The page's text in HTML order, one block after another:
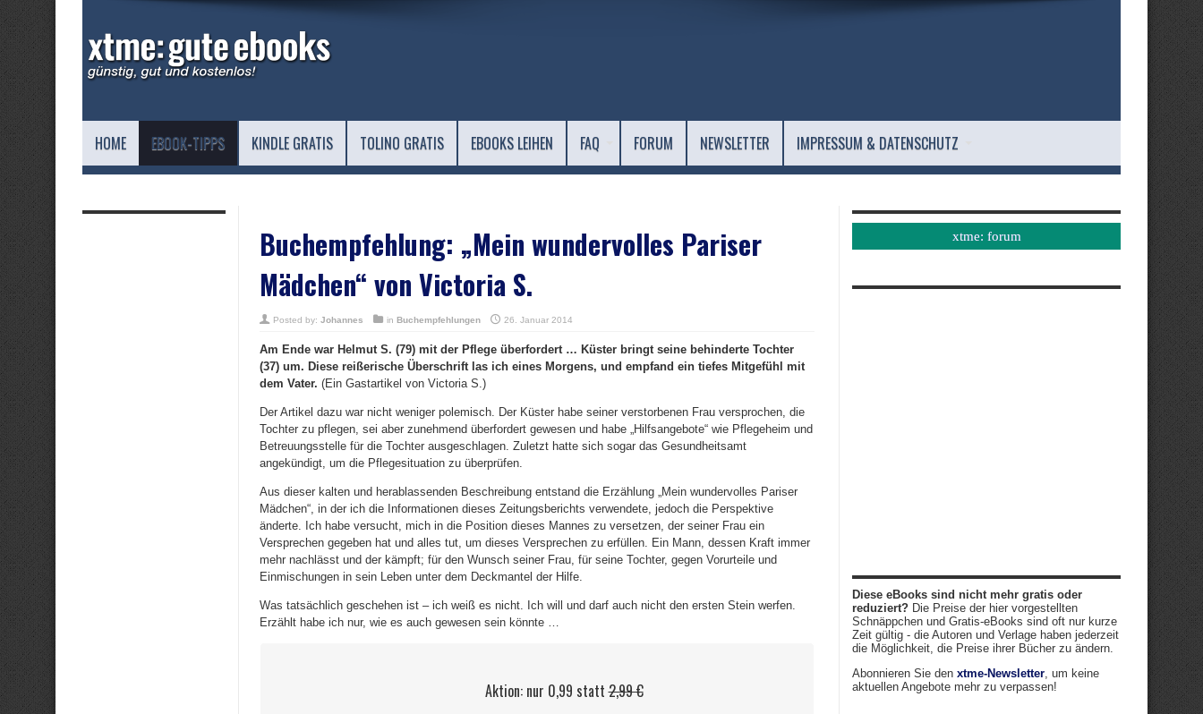
HOME EBOOK-TIPPS KINDLE GRATIS TOLINO GRATIS EBOOKS LEIHEN FAQ FORUM NEWSLETTER IMPRESSUM & DATENSCHUTZ
Buchempfehlung: „Mein wundervolles Pariser
Mädchen“ von Victoria S.
Posted by: Johannes in Buchempfehlungen 26. Januar 2014
Am Ende war Helmut S. (79) mit der Pflege überfordert … Küster bringt seine behinderte Tochter
(37) um. Diese reißerische Überschrift las ich eines Morgens, und empfand ein tiefes Mitgefühl mit
dem Vater. (Ein Gastartikel von Victoria S.)
Der Artikel dazu war nicht weniger polemisch. Der Küster habe seiner verstorbenen Frau versprochen, die
Tochter zu pflegen, sei aber zunehmend überfordert gewesen und habe „Hilfsangebote“ wie Pflegeheim und
Betreuungsstelle für die Tochter ausgeschlagen. Zuletzt hatte sich sogar das Gesundheitsamt
angekündigt, um die Pflegesituation zu überprüfen.
Aus dieser kalten und herablassenden Beschreibung entstand die Erzählung „Mein wundervolles Pariser
Mädchen“, in der ich die Informationen dieses Zeitungsberichts verwendete, jedoch die Perspektive
änderte. Ich habe versucht, mich in die Position dieses Mannes zu versetzen, der seiner Frau ein
Versprechen gegeben hat und alles tut, um dieses Versprechen zu erfüllen. Ein Mann, dessen Kraft immer
mehr nachlässt und der kämpft; für den Wunsch seiner Frau, für seine Tochter, gegen Vorurteile und
Einmischungen in sein Leben unter dem Deckmantel der Hilfe.
Was tatsächlich geschehen ist – ich weiß es nicht. Ich will und darf auch nicht den ersten Stein werfen.
Erzählt habe ich nur, wie es auch gewesen sein könnte …
Aktion: nur 0,99 statt2,99 €
xtme: forum
Diese eBooks sind nicht mehr gratis oder
reduziert? Die Preise der hier vorgestellten
Schnäppchen und Gratis-eBooks sind oft nur kurze
Zeit gültig - die Autoren und Verlage haben jederzeit
die Möglichkeit, die Preise ihrer Bücher zu ändern.
Abonnieren Sie den xtme-Newsletter, um keine
aktuellen Angebote mehr zu verpassen!